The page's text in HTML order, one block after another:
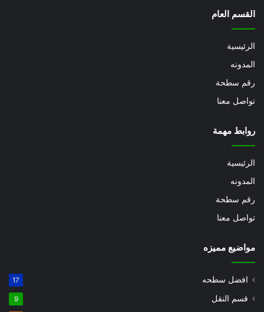
القسم العام
الرئيسية
المدونه
رقم سطحة
تواصل معنا
روابط مهمة
الرئيسية
المدونه
رقم سطحة
تواصل معنا
مواضيع مميزه
افضل سطحه 17
قسم النقل 9